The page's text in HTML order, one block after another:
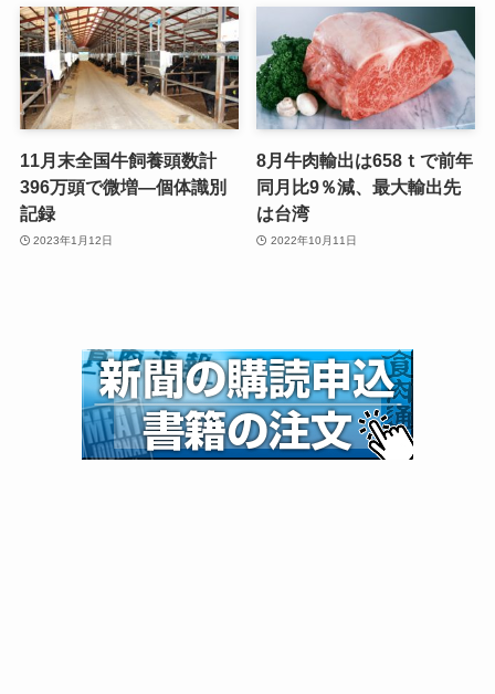
11月末全国牛飼養頭数計
396万頭で微増—個体識別
記録
2023年1月12日
8月牛肉輸出は658ｔで前年
同月比9％減、最大輸出先
は台湾
2022年10月11日